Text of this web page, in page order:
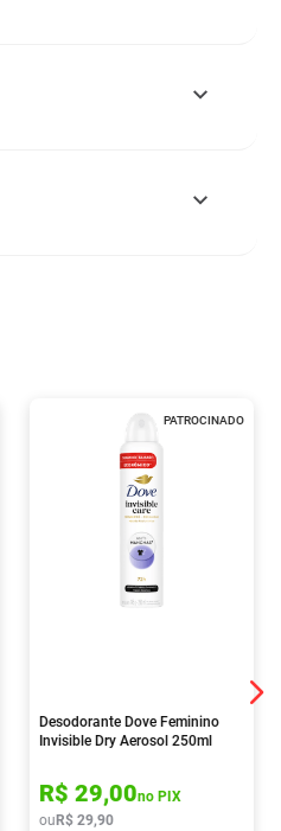
PATROCINADO
Desodorante Dove Feminino
Invisible Dry Aerosol 250ml
R$ 29,00no PIX
ou R$ 29,90